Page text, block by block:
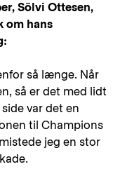
Sölvi Ottesen,
om hans
så længe. Når
så er det med lidt
var det en
til Champions
jeg en stor